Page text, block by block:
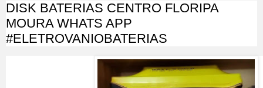
DISK BATERIAS CENTRO FLORIPA
MOURA WHATS APP
#ELETROVANIOBATERIAS